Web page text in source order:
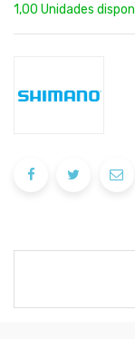
1,00 Unidades